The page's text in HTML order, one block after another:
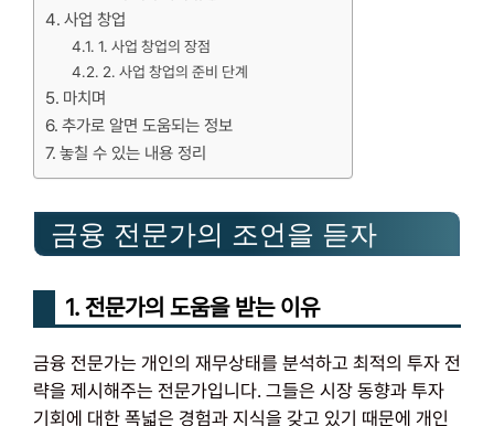
사업 창업
1. 사업 창업의 장점
2. 사업 창업의 준비 단계
마치며
추가로 알면 도움되는 정보
놓칠 수 있는 내용 정리
금융 전문가의 조언을 듣자
1. 전문가의 도움을 받는 이유
금융 전문가는 개인의 재무상태를 분석하고 최적의 투자 전
략을 제시해주는 전문가입니다. 그들은 시장 동향과 투자
기회에 대한 폭넓은 경험과 지식을 갖고 있기 때문에 개인